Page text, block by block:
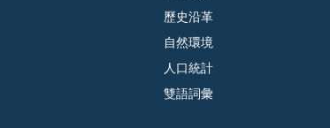
歷史沿革
自然環境
人口統計
雙語詞彙